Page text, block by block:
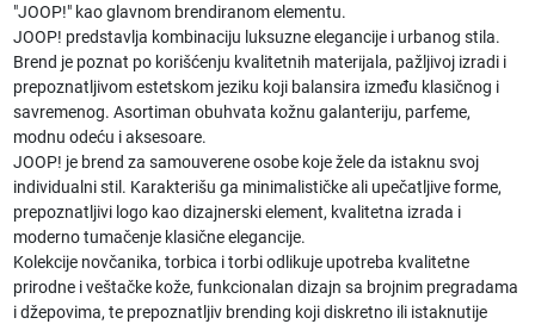
"JOOP!" kao glavnom brendiranom elementu.
JOOP! predstavlja kombinaciju luksuzne elegancije i urbanog stila.
Brend je poznat po korišćenju kvalitetnih materijala, pažljivoj izradi i
prepoznatljivom estetskom jeziku koji balansira između klasičnog i
savremenog. Asortiman obuhvata kožnu galanteriju, parfeme,
modnu odeću i aksesoare.
JOOP! je brend za samouverene osobe koje žele da istaknu svoj
individualni stil. Karakterišu ga minimalističke ali upečatljive forme,
prepoznatljivi logo kao dizajnerski element, kvalitetna izrada i
moderno tumačenje klasične elegancije.
Kolekcije novčanika, torbica i torbi odlikuje upotreba kvalitetne
prirodne i veštačke kože, funkcionalan dizajn sa brojnim pregradama
i džepovima, te prepoznatljiv brending koji diskretno ili istaknutije